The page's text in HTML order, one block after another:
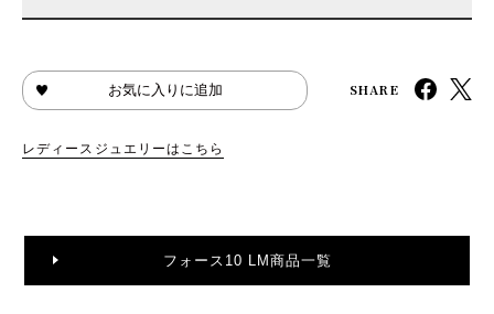
お気に入りに追加 SHARE
レディースジュエリーはこちら
フォース10 LM商品一覧